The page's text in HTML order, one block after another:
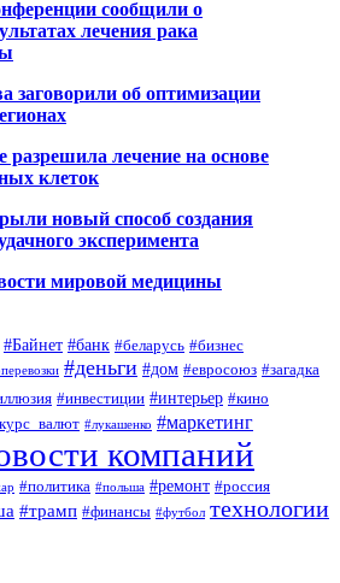
сообщили о
лечения рака
заговорили об оптимизации
лечение на основе
клеток
новый способ создания
эксперимента
мировой медицины
#Байнет #банк #беларусь #бизнес
#деньги #дом #евросоюз #загадка
#инвестиции #интерьер #кино
#лукашенко #маркетинг
компаний
#политика #польша #ремонт #россия
#трамп #финансы #футбол технологии